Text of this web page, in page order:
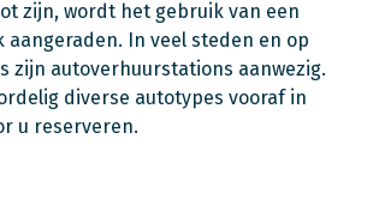
zijn, wordt het gebruik van een
aangeraden. In veel steden en op
zijn autoverhuurstations aanwezig.
diverse autotypes vooraf in
u reserveren.